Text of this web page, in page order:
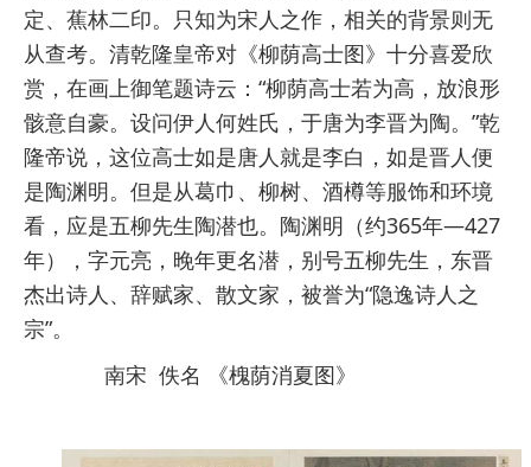
定、蕉林二印。只知为宋人之作，相关的背景则无
从查考。清乾隆皇帝对《柳荫高士图》十分喜爱欣
赏，在画上御笔题诗云：“柳荫高士若为高，放浪形
骸意自豪。设问伊人何姓氏，于唐为李晋为陶。”乾
隆帝说，这位高士如是唐人就是李白，如是晋人便
是陶渊明。但是从葛巾、柳树、酒樽等服饰和环境
看，应是五柳先生陶潜也。陶渊明（约365年—427
年），字元亮，晚年更名潜，别号五柳先生，东晋
杰出诗人、辞赋家、散文家，被誉为“隐逸诗人之
宗”。
南宋 佚名 《槐荫消夏图》